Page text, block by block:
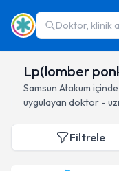
Doktor, klinik
Lp(lomber
Samsun Atakum
uygulayan doktor -
Filtrele